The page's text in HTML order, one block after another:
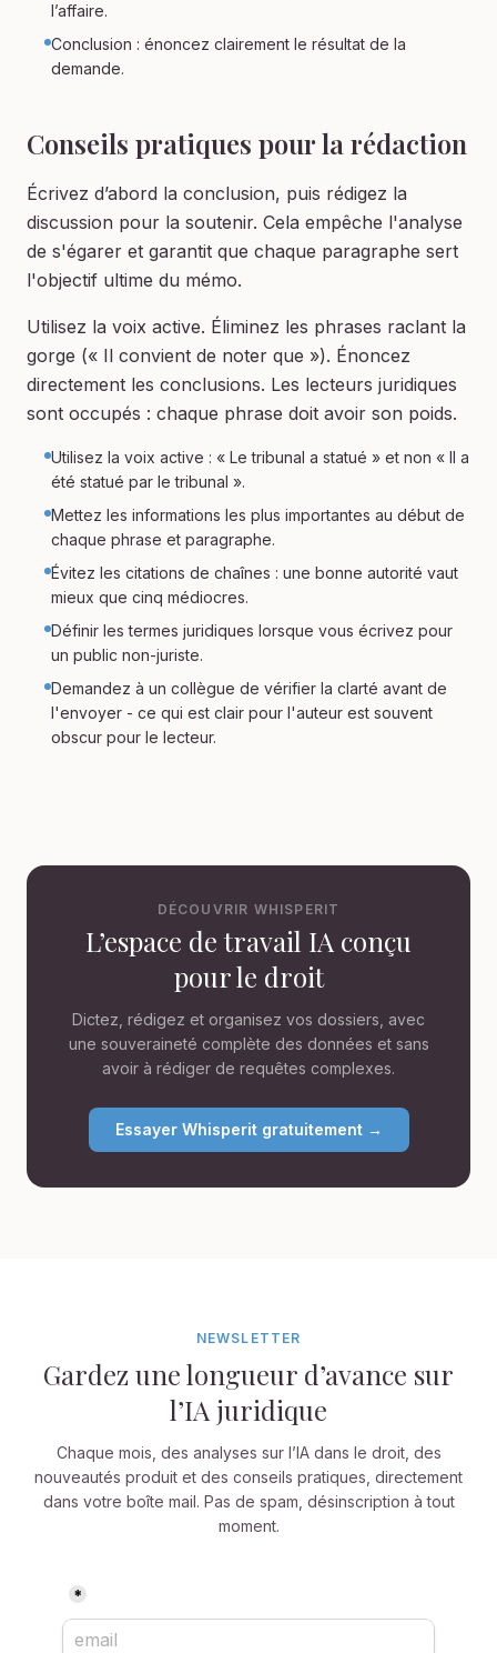
l’affaire.
Conclusion : énoncez clairement le résultat de la
demande.
Conseils pratiques pour la rédaction
Écrivez d’abord la conclusion, puis rédigez la
discussion pour la soutenir. Cela empêche l'analyse
de s'égarer et garantit que chaque paragraphe sert
l'objectif ultime du mémo.
Utilisez la voix active. Éliminez les phrases raclant la
gorge (« Il convient de noter que »). Énoncez
directement les conclusions. Les lecteurs juridiques
sont occupés : chaque phrase doit avoir son poids.
Utilisez la voix active : « Le tribunal a statué » et non « Il a
été statué par le tribunal ».
Mettez les informations les plus importantes au début de
chaque phrase et paragraphe.
Évitez les citations de chaînes : une bonne autorité vaut
mieux que cinq médiocres.
Définir les termes juridiques lorsque vous écrivez pour
un public non-juriste.
Demandez à un collègue de vérifier la clarté avant de
l'envoyer - ce qui est clair pour l'auteur est souvent
obscur pour le lecteur.
DÉCOUVRIR WHISPERIT
L’espace de travail IA conçu
pour le droit
Dictez, rédigez et organisez vos dossiers, avec
une souveraineté complète des données et sans
avoir à rédiger de requêtes complexes.
Essayer Whisperit gratuitement →
NEWSLETTER
Gardez une longueur d’avance sur
l’IA juridique
Chaque mois, des analyses sur l’IA dans le droit, des
nouveautés produit et des conseils pratiques, directement
dans votre boîte mail. Pas de spam, désinscription à tout
moment.